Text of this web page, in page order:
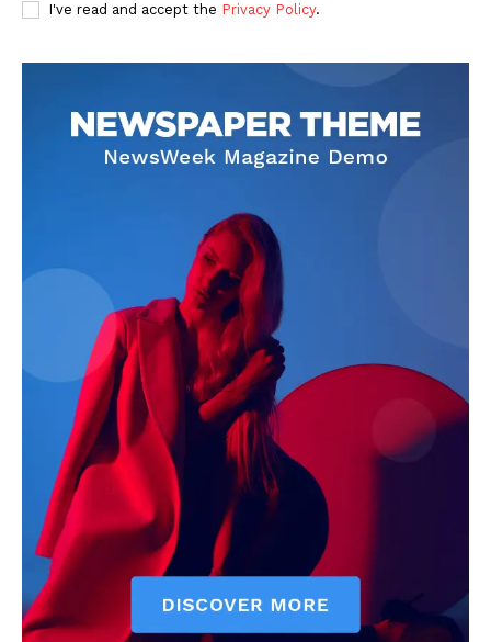
Contact us
Subscription Plans
My account
I've read and accept the Privacy Policy.